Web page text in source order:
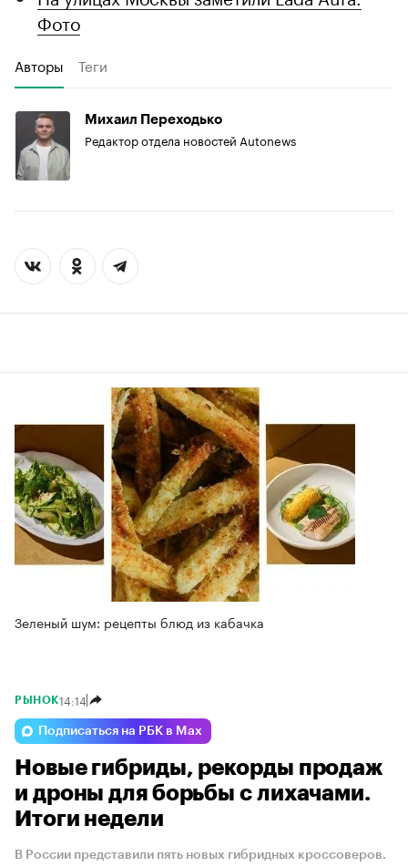
Фото
Авторы Теги
Михаил Переходько
Редактор отдела новостей Autonews
Зеленый шум: рецепты блюд из кабачка
РЫНОК14:14
Подписаться на РБК в Max
Новые гибриды, рекорды продаж
и дроны для борьбы с лихачами.
Итоги недели
В России представили пять новых гибридных кроссоверов.